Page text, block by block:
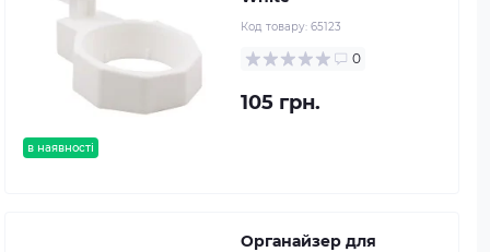
в наявності
Код товару: 65123
0
105 грн.
Органайзер для